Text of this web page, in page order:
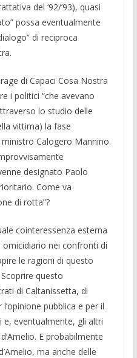
del ‘92/’93), quasi
possa eventualmente
di reciproca
di Capaci Cosa Nostra
i politici “che avevano
lo studio delle
vittima) la fase
Calogero Mannino.
designato Paolo
Come va
di rotta”?
cointeressenza esterna
nei confronti di
le ragioni di questo
questo
di Caltanissetta, di
pubblica e per il
e, eventualmente, gli altri
E probabilmente
ma anche delle